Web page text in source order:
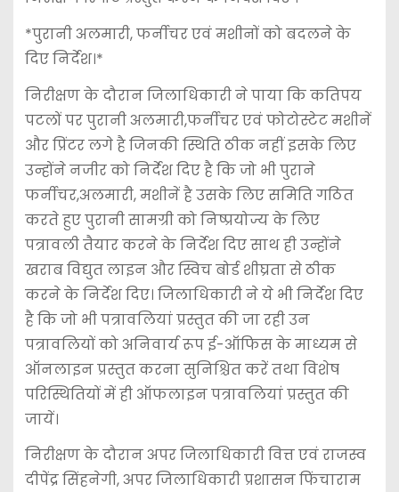
*पुरानी अलमारी, फर्नीचर एवं मशीनों को बदलने के
दिए निर्देश।*
निरीक्षण के दौरान जिलाधिकारी ने पाया कि कतिपय
पटलों पर पुरानी अलमारी,फर्नीचर एवं फोटोस्टेट मशीनें
और प्रिंटर लगे है जिनकी स्थिति ठीक नहीं इसके लिए
उन्होंने नजीर को निर्देश दिए है कि जो भी पुराने
फर्नीचर,अलमारी, मशीनें है उसके लिए समिति गठित
करते हुए पुरानी सामग्री को निष्प्रयोज्य के लिए
पत्रावली तैयार करने के निर्देश दिए साथ ही उन्होंने
खराब विद्युत लाइन और स्विच बोर्ड शीघ्रता से ठीक
करने के निर्देश दिए। जिलाधिकारी ने ये भी निर्देश दिए
है कि जो भी पत्रावलियां प्रस्तुत की जा रही उन
पत्रावलियों को अनिवार्य रूप ई-ऑफिस के माध्यम से
ऑनलाइन प्रस्तुत करना सुनिश्चित करें तथा विशेष
परिस्थितियों में ही ऑफलाइन पत्रावलियां प्रस्तुत की
जायें।
निरीक्षण के दौरान अपर जिलाधिकारी वित्त एवं राजस्व
दीपेंद्र सिंहनेगी, अपर जिलाधिकारी प्रशासन फिंचाराम